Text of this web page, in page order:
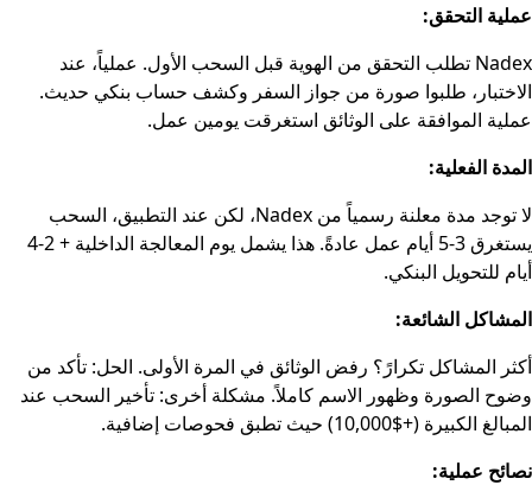
عملية التحقق:
Nadex تطلب التحقق من الهوية قبل السحب الأول. عملياً، عند
الاختبار، طلبوا صورة من جواز السفر وكشف حساب بنكي حديث.
عملية الموافقة على الوثائق استغرقت يومين عمل.
المدة الفعلية:
لا توجد مدة معلنة رسمياً من Nadex، لكن عند التطبيق، السحب
يستغرق 3-5 أيام عمل عادةً. هذا يشمل يوم المعالجة الداخلية + 2-4
أيام للتحويل البنكي.
المشاكل الشائعة:
أكثر المشاكل تكرارً؟ رفض الوثائق في المرة الأولى. الحل: تأكد من
وضوح الصورة وظهور الاسم كاملاً. مشكلة أخرى: تأخير السحب عند
المبالغ الكبيرة (+$10,000) حيث تطبق فحوصات إضافية.
نصائح عملية: